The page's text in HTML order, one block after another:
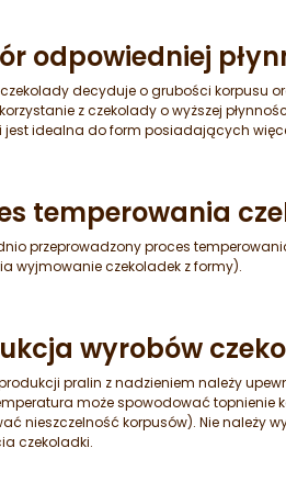
odpowiedniej
czekolady decyduje o grubości korpusu
z czekolady o wyższej
jest idealna do form posiadających
temperowania
przeprowadzony proces
wyjmowanie czekoladek z formy).
wyrobów
pralin z nadzieniem należy
może spowodować topnienie
nieszczelność korpusów). Nie należy
czekoladki.